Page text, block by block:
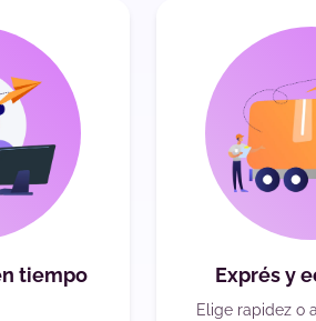
tiempo
Exprés y
Elige rapidez o